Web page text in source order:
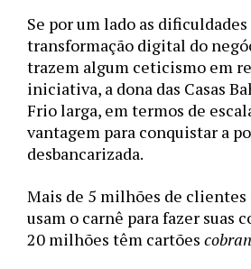
Se por um lado as
transformação digital do
trazem algum ceticismo em
iniciativa, a dona das Casas
Frio larga, em termos de
vantagem para conquistar a
desbancarizada.
Mais de 5 milhões de clientes
usam o carnê para fazer suas
20 milhões têm cartões